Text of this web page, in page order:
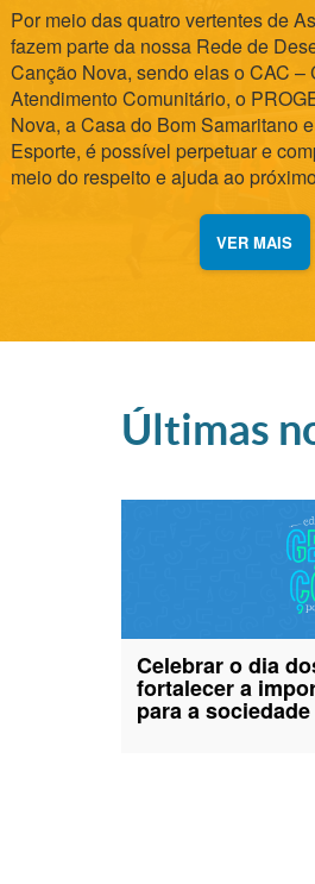
Por meio das quatro vertentes de
fazem parte da nossa Rede de
Canção Nova, sendo elas o CAC –
Atendimento Comunitário, o
Nova, a Casa do Bom Samaritano
Esporte, é possível perpetuar e
meio do respeito e ajuda ao
VER MAIS
Últimas
Celebrar o dia
fortalecer a
para a sociedade